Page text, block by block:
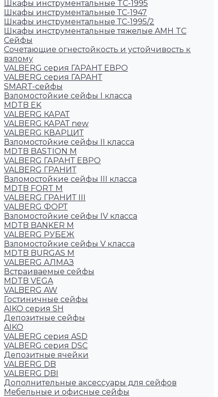
Шкафы инструментальные TC-1995
Шкафы инструментальные ТС-1947
Шкафы инструментальные ТС-1995/2
Шкафы инструментальные тяжелые AMH TC
Сейфы
Cочетающие огнестойкость и устойчивость к
взлому
VALBERG серия ГАРАНТ ЕВРО
VALBERG серия ГАРАНТ
SMART-сейфы
Взломостойкие сейфы I класса
MDTB EK
VALBERG КАРАТ
VALBERG КАРАТ new
VALBERG КВАРЦИТ
Взломостойкие сейфы II класса
MDTB BASTION M
VALBERG ГАРАНТ ЕВРО
VALBERG ГРАНИТ
Взломостойкие сейфы III класса
MDTB FORT M
VALBERG ГРАНИТ III
VALBERG ФОРТ
Взломостойкие сейфы IV класса
MDTB BANKER M
VALBERG РУБЕЖ
Взломостойкие сейфы V класса
MDTB BURGAS M
VALBERG АЛМАЗ
Встраиваемые сейфы
MDTB VEGA
VALBERG AW
Гостиничные сейфы
AIKO серия SH
Депозитные сейфы
AIKO
VALBERG серия ASD
VALBERG серия DSC
Депозитные ячейки
VALBERG DB
VALBERG DBI
Дополнительные аксессуары для сейфов
Мебельные и офисные сейфы